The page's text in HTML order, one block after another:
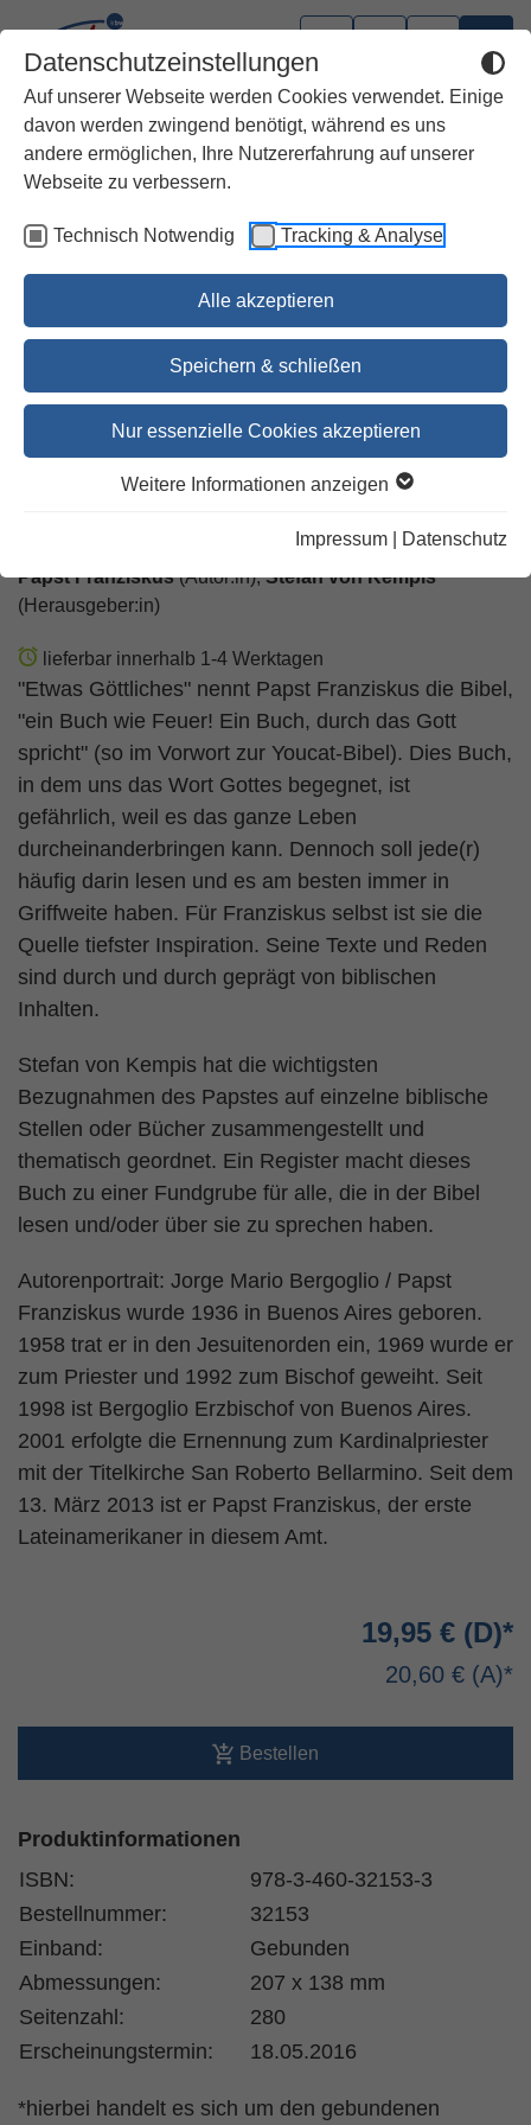
Datenschutzeinstellungen
Auf unserer Webseite werden Cookies verwendet. Einige
davon werden zwingend benötigt, während es uns
andere ermöglichen, Ihre Nutzererfahrung auf unserer
Webseite zu verbessern.
Technisch Notwendig Tracking & Analyse
Alle akzeptieren
Speichern & schließen
Nur essenzielle Cookies akzeptieren
Weitere Informationen anzeigen
Impressum Datenschutz
Ein Buch wie Feuer!
Die Bibel lesen und leben
Papst Franziskus(Autor:in),Stefan von Kempis
(Herausgeber:in)
lieferbar innerhalb 1-4 Werktagen
"Etwas Göttliches" nennt Papst Franziskus die Bibel,
"ein Buch wie Feuer! Ein Buch, durch das Gott
spricht" (so im Vorwort zur Youcat-Bibel). Dies Buch,
in dem uns das Wort Gottes begegnet, ist
gefährlich, weil es das ganze Leben
durcheinanderbringen kann. Dennoch soll jede(r)
häufig darin lesen und es am besten immer in
Griffweite haben. Für Franziskus selbst ist sie die
Quelle tiefster Inspiration. Seine Texte und Reden
sind durch und durch geprägt von biblischen
Inhalten.
Stefan von Kempis hat die wichtigsten
Bezugnahmen des Papstes auf einzelne biblische
Stellen oder Bücher zusammengestellt und
thematisch geordnet. Ein Register macht dieses
Buch zu einer Fundgrube für alle, die in der Bibel
lesen und/oder über sie zu sprechen haben.
Autorenportrait: Jorge Mario Bergoglio / Papst
Franziskus wurde 1936 in Buenos Aires geboren.
1958 trat er in den Jesuitenorden ein, 1969 wurde er
zum Priester und 1992 zum Bischof geweiht. Seit
1998 ist Bergoglio Erzbischof von Buenos Aires.
2001 erfolgte die Ernennung zum Kardinalpriester
mit der Titelkirche San Roberto Bellarmino. Seit dem
13. März 2013 ist er Papst Franziskus, der erste
Lateinamerikaner in diesem Amt.
19,95 €
20,60 €
Bestellen
Produktinformationen
ISBN:
978-3-460-32153-3
Bestellnummer:
32153
Einband:
Gebunden
Abmessungen:
207 x 138 mm
Seitenzahl:
280
Erscheinungstermin:
18.05.2016
*hierbei handelt es sich um den gebundenen